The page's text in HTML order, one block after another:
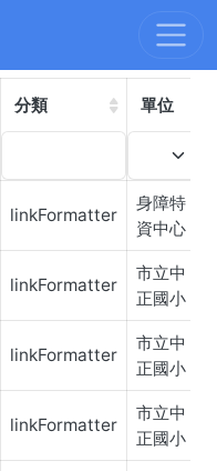
依分類檢索
分類 單位
linkFormatter
身障特
資中心
linkFormatter
市立中
正國小
linkFormatter
市立中
正國小
linkFormatter
市立中
正國小